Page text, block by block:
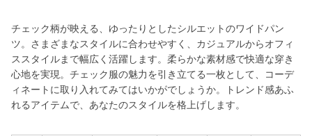
チェック柄が映える、ゆったりとしたシルエットのワイドパン
ツ。さまざまなスタイルに合わせやすく、カジュアルからオフィ
ススタイルまで幅広く活躍します。柔らかな素材感で快適な穿き
心地を実現。チェック服の魅力を引き立てる一枚として、コーデ
ィネートに取り入れてみてはいかがでしょうか。トレンド感あふ
れるアイテムで、あなたのスタイルを格上げします。